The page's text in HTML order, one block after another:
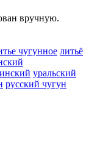
вручную.
чугунное литьё
уральский
русский чугун